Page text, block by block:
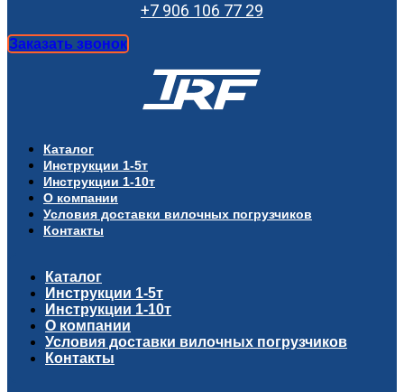
+7 906 106 77 29
Заказать звонок
Каталог
Инструкции 1-5т
Инструкции 1-10т
О компании
Условия доставки вилочных погрузчиков
Контакты
Каталог
Инструкции 1-5т
Инструкции 1-10т
О компании
Условия доставки вилочных погрузчиков
Контакты